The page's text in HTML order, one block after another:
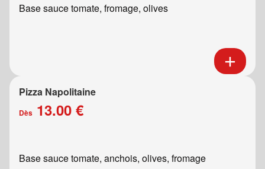
Base sauce tomate, fromage, olives
Pizza Napolitaine
Dès 13.00 €
Base sauce tomate, anchois, olives, fromage